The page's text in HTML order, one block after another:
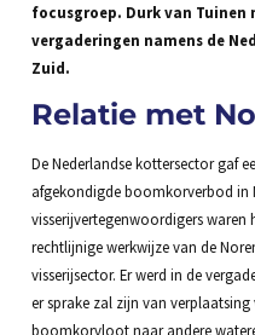
focusgroep. Durk van
vergaderingen namens de
Zuid.
Relatie met
De Nederlandse kottersector gaf
afgekondigde boomkorverbod in
visserijvertegenwoordigers waren
rechtlijnige werkwijze van de
visserijsector. Er werd in de
er sprake zal zijn van verplaatsing
boomkorvloot naar andere